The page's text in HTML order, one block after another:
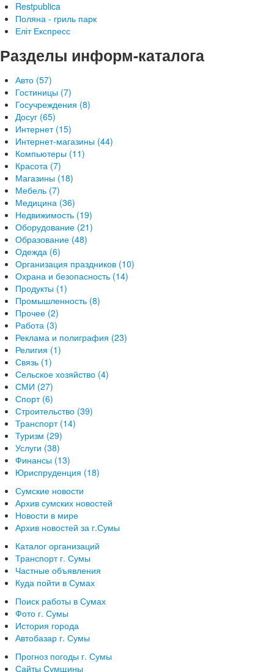
Restpublica
Поляна - гриль парк
Еліт Експресс
Разделы информ-каталога
Авто (57)
Гостиницы (7)
Госучреждения (8)
Досуг (65)
Интернет (15)
Интернет-магазины (44)
Компьютеры (11)
Красота (7)
Магазины (18)
Мебель (7)
Медицина (36)
Недвижимость (19)
Оборудование (21)
Образование (48)
Одежда (6)
Организация праздников (10)
Охрана и безопасность (14)
Продукты (1)
Промышленность (8)
Прочее (2)
Работа (3)
Реклама и полиграфия (23)
Религия (1)
Связь (1)
Сельское хозяйство (4)
СМИ (27)
Спорт (6)
Строительство (39)
Транспорт (14)
Туризм (29)
Услуги (38)
Финансы (13)
Юриспруденция (18)
Сумские новости
Архив сумских новостей
Новости в мире
Архив новостей за г.Сумы
Каталог организаций
Транспорт г. Сумы
Частные объявления
Куда пойти в Сумах
Поиск работы в Сумах
Фото г. Сумы
История города
Автобазар г. Сумы
Прогноз погоды г. Сумы
Сайты Сумщины